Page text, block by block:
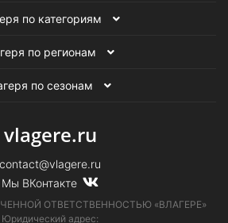
по категориям
по регионам
по сезонам
vlagere.ru
contact@vlagere.ru
Мы ВКонтакте
ОТВЕТСТВЕННОСТЬЮ «ВЛАГЕРЕ»
Юридический адрес: